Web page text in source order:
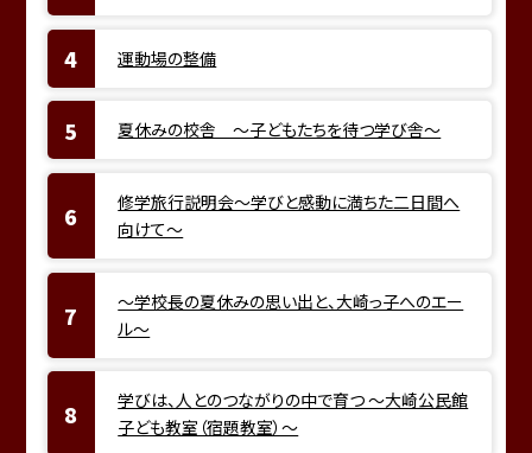
運動場の整備
夏休みの校舎 ～子どもたちを待つ学び舎～
修学旅行説明会～学びと感動に満ちた二日間へ
向けて～
～学校長の夏休みの思い出と、大崎っ子へのエー
ル～
学びは、人とのつながりの中で育つ ～大崎公民館
子ども教室（宿題教室）～